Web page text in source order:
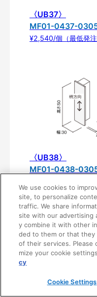
〈UB37〉
MF01-0437-
¥2,540/個（最低発注
〈UB38〉
MF01-0438-
We use cookies to
site, to personalize
traffic. We share
site with our advertising
y combine it with other
ded to them or that they
of their services. Please
mize your cookie
cy
Cookie Settings